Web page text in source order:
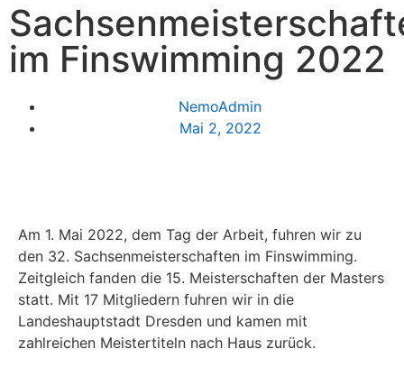
im Finswimming 2022
NemoAdmin
Mai 2, 2022
Am 1. Mai 2022, dem Tag der Arbeit, fuhren wir zu
den 32. Sachsenmeisterschaften im Finswimming.
Zeitgleich fanden die 15. Meisterschaften der Masters
statt. Mit 17 Mitgliedern fuhren wir in die
Landeshauptstadt Dresden und kamen mit
zahlreichen Meistertiteln nach Haus zurück.